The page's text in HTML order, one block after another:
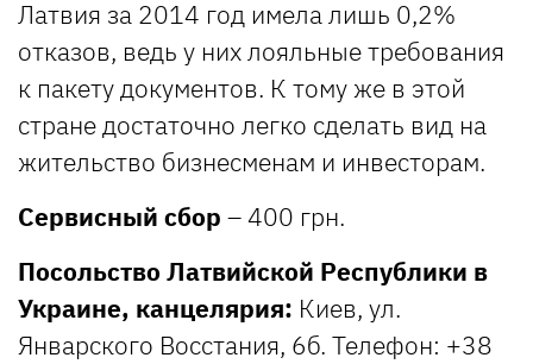
Латвия за 2014 год имела лишь 0,2%
отказов, ведь у них лояльные требования
к пакету документов. К тому же в этой
стране достаточно легко сделать вид на
жительство бизнесменам и инвесторам.
Сервисный сбор – 400 грн.
Посольство Латвийской Республики в
Украине, канцелярия: Киев, ул.
Январского Восстания, 6б. Телефон: +38